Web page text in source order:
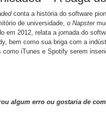
conta a história do software
de universidade, o Napster
em 2012, relata a jornada do
bem como sua briga com a
como iTunes e Spotify serem
algum erro ou gostaria de